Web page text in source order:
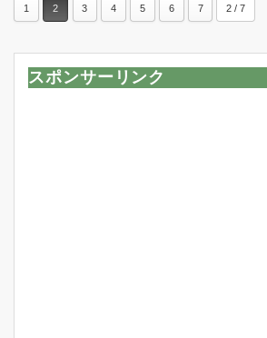
1 2 3 4 5 6 7 2 / 7
スポンサーリンク